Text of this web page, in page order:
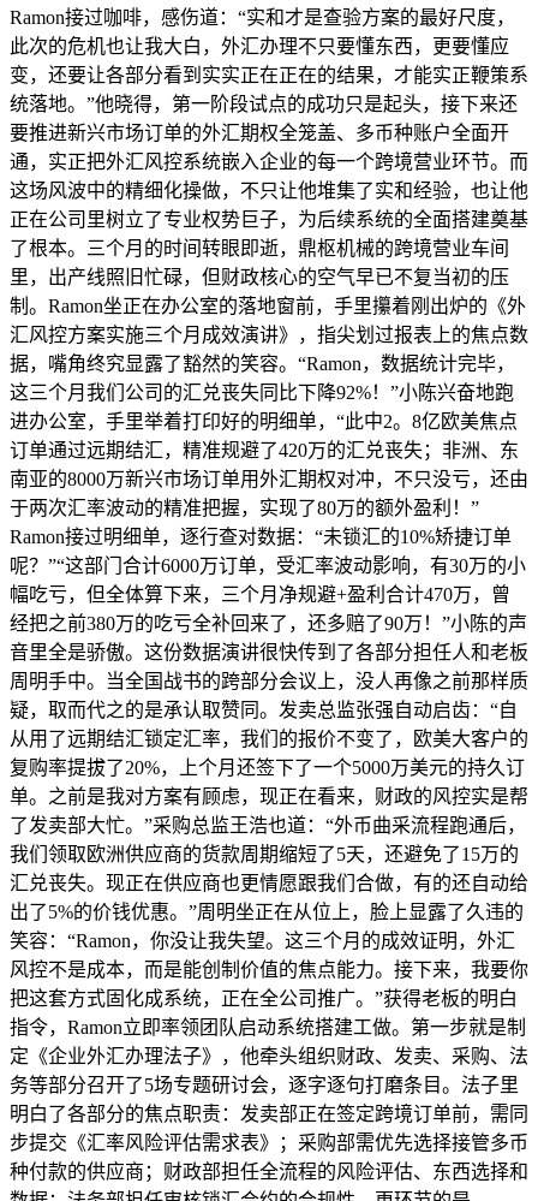
Ramon接过咖啡，感伤道：“实和才是查验方案的最好尺度，
此次的危机也让我大白，外汇办理不只要懂东西，更要懂应
变，还要让各部分看到实实正在正在的结果，才能实正鞭策系
统落地。”他晓得，第一阶段试点的成功只是起头，接下来还
要推进新兴市场订单的外汇期权全笼盖、多币种账户全面开
通，实正把外汇风控系统嵌入企业的每一个跨境营业环节。而
这场风波中的精细化操做，不只让他堆集了实和经验，也让他
正在公司里树立了专业权势巨子，为后续系统的全面搭建奠基
了根本。三个月的时间转眼即逝，鼎枢机械的跨境营业车间
里，出产线照旧忙碌，但财政核心的空气早已不复当初的压
制。Ramon坐正在办公室的落地窗前，手里攥着刚出炉的《外
汇风控方案实施三个月成效演讲》，指尖划过报表上的焦点数
据，嘴角终究显露了豁然的笑容。“Ramon，数据统计完毕，
这三个月我们公司的汇兑丧失同比下降92%！”小陈兴奋地跑
进办公室，手里举着打印好的明细单，“此中2。8亿欧美焦点
订单通过远期结汇，精准规避了420万的汇兑丧失；非洲、东
南亚的8000万新兴市场订单用外汇期权对冲，不只没亏，还由
于两次汇率波动的精准把握，实现了80万的额外盈利！”
Ramon接过明细单，逐行查对数据：“未锁汇的10%矫捷订单
呢？”“这部门合计6000万订单，受汇率波动影响，有30万的小
幅吃亏，但全体算下来，三个月净规避+盈利合计470万，曾
经把之前380万的吃亏全补回来了，还多赔了90万！”小陈的声
音里全是骄傲。这份数据演讲很快传到了各部分担任人和老板
周明手中。当全国战书的跨部分会议上，没人再像之前那样质
疑，取而代之的是承认取赞同。发卖总监张强自动启齿：“自
从用了远期结汇锁定汇率，我们的报价不变了，欧美大客户的
复购率提拔了20%，上个月还签下了一个5000万美元的持久订
单。之前是我对方案有顾虑，现正在看来，财政的风控实是帮
了发卖部大忙。”采购总监王浩也道：“外币曲采流程跑通后，
我们领取欧洲供应商的货款周期缩短了5天，还避免了15万的
汇兑丧失。现正在供应商也更情愿跟我们合做，有的还自动给
出了5%的价钱优惠。”周明坐正在从位上，脸上显露了久违的
笑容：“Ramon，你没让我失望。这三个月的成效证明，外汇
风控不是成本，而是能创制价值的焦点能力。接下来，我要你
把这套方式固化成系统，正在全公司推广。”获得老板的明白
指令，Ramon立即率领团队启动系统搭建工做。第一步就是制
定《企业外汇办理法子》，他牵头组织财政、发卖、采购、法
务等部分召开了5场专题研讨会，逐字逐句打磨条目。法子里
明白了各部分的焦点职责：发卖部正在签定跨境订单前，需同
步提交《汇率风险评估需求表》；采购部需优先选择接管多币
种付款的供应商；财政部担任全流程的风险评估、东西选择和